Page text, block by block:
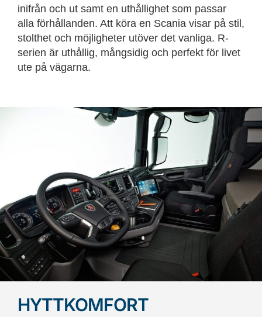
inifrån och ut samt en uthållighet som passar
alla förhållanden. Att köra en Scania visar på stil,
stolthet och möjligheter utöver det vanliga. R-
serien är uthållig, mångsidig och perfekt för livet
ute på vägarna.
HYTTKOMFORT